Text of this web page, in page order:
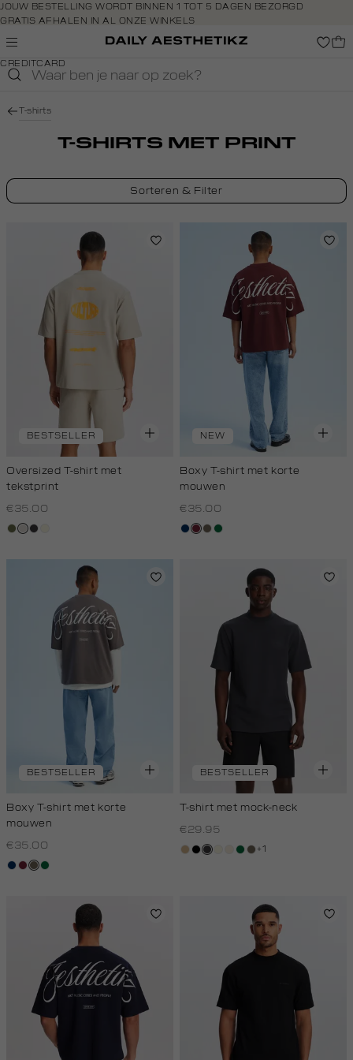
Navigeer
direct naar
de
Open de
direct
JOUW BESTELLING WORDT BINNEN 1 TOT 5 DAGEN BEZORGD
GRATIS AFHALEN IN AL ONZE WINKELS
GRATIS RETOURNEREN BINNEN 14 DAGEN IN DE WINKEL
BETAAL ZOALS JIJ WILT: O.A. BANCONTACT, RIVERTY, APPLE PAY &
CREDITCARD
T-shirts
T-SHIRTS MET PRINT
Sorteren & Filter
BESTSELLER
Oversized T-shirt met
tekstprint
€35.00
groen,
taupe,
grijs,
NEW
Boxy T-shirt met korte
mouwen
€35.00
donkerblauw
bordeaux
lichtbruin
donkergroen
BESTSELLER
Boxy T-shirt met korte
mouwen
€35.00
donkerblauw
bordeaux
lichtbruin
donkergroen
BESTSELLER
T-shirt met mock-neck
€29.95
tanzwart
grijs,
kit,donkergroen
lichtbruin
+1